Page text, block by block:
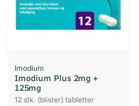
Imodium
Imodium Plus 2mg +
125mg
12 stk. (blister) tabletter